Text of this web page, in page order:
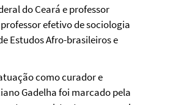
do Ceará e professor
efetivo de sociologia
Estudos Afro-brasileiros e
como curador e
Gadelha foi marcado pela